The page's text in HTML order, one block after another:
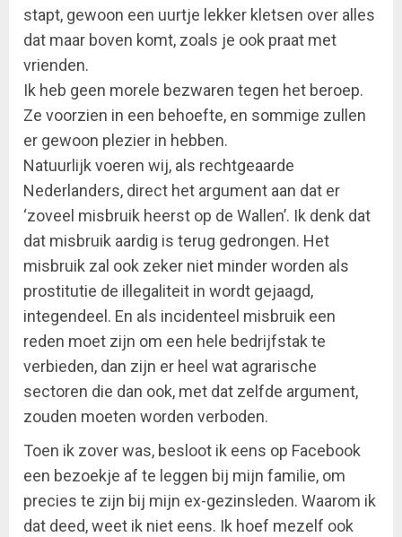
stapt, gewoon een uurtje lekker kletsen over alles
dat maar boven komt, zoals je ook praat met
vrienden.
Ik heb geen morele bezwaren tegen het beroep.
Ze voorzien in een behoefte, en sommige zullen
er gewoon plezier in hebben.
Natuurlijk voeren wij, als rechtgeaarde
Nederlanders, direct het argument aan dat er
‘zoveel misbruik heerst op de Wallen’. Ik denk dat
dat misbruik aardig is terug gedrongen. Het
misbruik zal ook zeker niet minder worden als
prostitutie de illegaliteit in wordt gejaagd,
integendeel. En als incidenteel misbruik een
reden moet zijn om een hele bedrijfstak te
verbieden, dan zijn er heel wat agrarische
sectoren die dan ook, met dat zelfde argument,
zouden moeten worden verboden.
Toen ik zover was, besloot ik eens op Facebook
een bezoekje af te leggen bij mijn familie, om
precies te zijn bij mijn ex-gezinsleden. Waarom ik
dat deed, weet ik niet eens. Ik hoef mezelf ook